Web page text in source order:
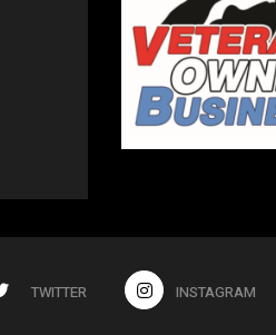
TWITTER INSTAGRAM